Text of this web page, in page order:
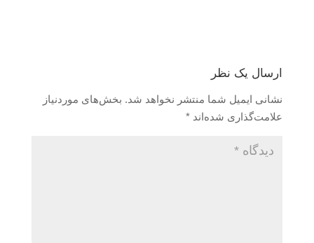
ارسال یک نظر
نشانی ایمیل شما منتشر نخواهد شد. بخش‌های موردنیاز
علامت‌گذاری شده‌اند *